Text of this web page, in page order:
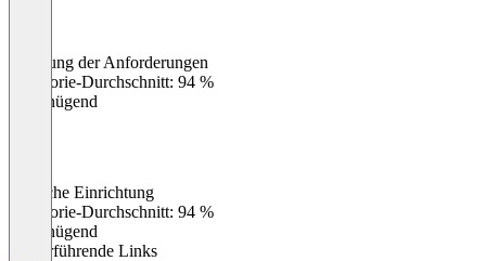
Erfüllung der Anforderungen
Kategorie-Durchschnitt: 94 %
Ungenügend
Einfache Einrichtung
Kategorie-Durchschnitt: 94 %
Ungenügend
Weiterführende Links